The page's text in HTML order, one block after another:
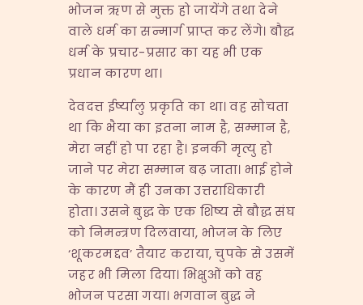
भोजन ऋण से मुक्त हो जायेंगे तथा देने
वाले धर्म का सन्मार्ग प्राप्त कर लेंगे। बौद्ध
धर्म के प्रचार-प्रसार का यह भी एक
प्रधान कारण था।
देवदत्त ईर्ष्यालु प्रकृति का था। वह सोचता
था कि भैया का इतना नाम है, सम्मान है,
मेरा नहीं हो पा रहा है। इनकी मृत्यु हो
जाने पर मेरा सम्मान बढ़ जाता। भाई होने
के कारण मैं ही उनका उत्तराधिकारी
होता। उसने बुद्ध के एक शिष्य से बौद्ध संघ
को निमन्त्रण दिलवाया, भोजन के लिए
‘शूकरमद्दव’ तैयार कराया, चुपके से उसमें
जहर भी मिला दिया। भिक्षुओं को वह
भोजन परसा गया। भगवान बुद्ध ने